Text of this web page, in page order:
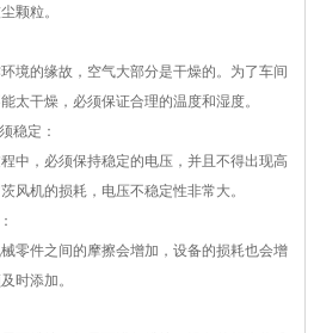
颗粒。
的缘故，空气大部分是干燥的。为了车间
太干燥，必须保证合理的温度和湿度。
稳定：
，必须保持稳定的电压，并且不得出现高
风机的损耗，电压不稳定性非常大。
件之间的摩擦会增加，设备的损耗也会增
时添加。